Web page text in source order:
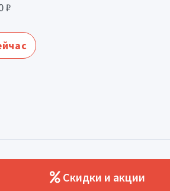
₽
Скидки и акции